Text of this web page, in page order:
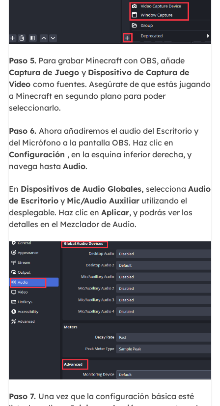
Paso 5.Para grabar Minecraft con OBS, añade
Captura de Juego y Dispositivo de Captura de
Vídeo como fuentes. Asegúrate de que estás jugando
a Minecraft en segundo plano para poder
seleccionarlo.
Paso 6. Ahora añadiremos el audio del Escritorio y
del Micrófono a la pantalla OBS. Haz clic en
Configuración , en la esquina inferior derecha, y
navega hasta Audio.
En Dispositivos de Audio Globales, selecciona Audio
de Escritorioy Mic/Audio Auxiliarutilizando el
desplegable. Haz clic en Aplicar, y podrás ver los
detalles en el Mezclador de Audio.
Paso 7. Una vez que la configuración básica esté